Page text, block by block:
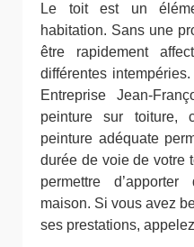
Le toit est un
habitation. Sans une
être rapidement
différentes
Entreprise Jean-
peinture sur toiture,
peinture adéquate
durée de voie de votre
permettre
maison. Si vous avez
ses prestations,